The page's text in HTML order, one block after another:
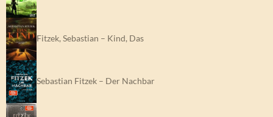
Fitzek, Sebastian – Kind, Das
Sebastian Fitzek – Der Nachbar